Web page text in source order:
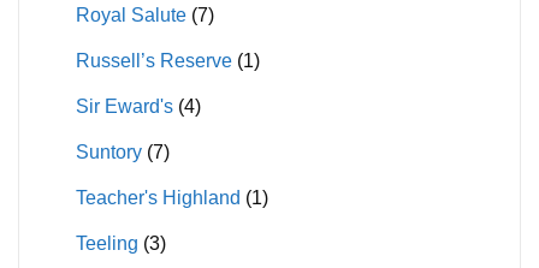
Royal Salute (7)
Russell’s Reserve (1)
Sir Eward's (4)
Suntory (7)
Teacher's Highland (1)
Teeling (3)